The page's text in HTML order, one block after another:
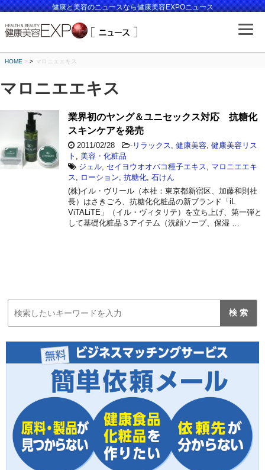
健康と美容のニュースなら健康美容EXPOニュース
HOME > マロニエエキス
マロニエエキス
業界初のヤング＆ユニセックス対応 抗糖化
スキンケアを発売
2011/02/28 - リラックス 健康美容 健康美容リス
ト
美容・化粧品
ジェル セイヨウオオバコ種子エキス
マロニエエキ
ス
ローション 抗糖化 石けん
(株)イル・ヴリール（本社：東京都新宿区、加藤和則社
長）はさきごろ、抗糖化化粧品の新ブランド「iL
ViTALiTE」（イル・ヴィタリテ）を立ち上げ、第一弾と
して基礎化粧品３アイテム（洗顔ソープ、保湿 …